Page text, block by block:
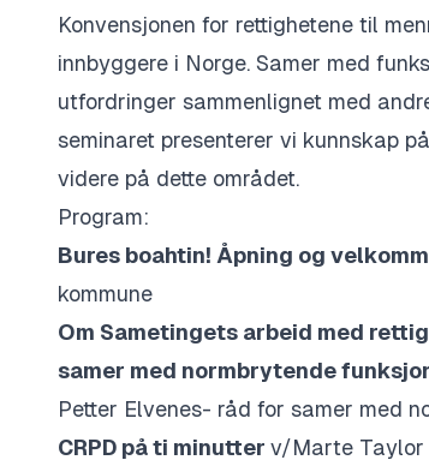
Konvensjonen for rettighetene til
innbyggere i Norge. Samer med
utfordringer sammenlignet med
seminaret presenterer vi kunnskap
videre på dette området.
Program:
Bures boahtin! Åpning og
kommune
Om Sametingets arbeid med
samer med normbrytende
Petter Elvenes- råd for samer med
CRPD på ti minutter v/Marte Taylor